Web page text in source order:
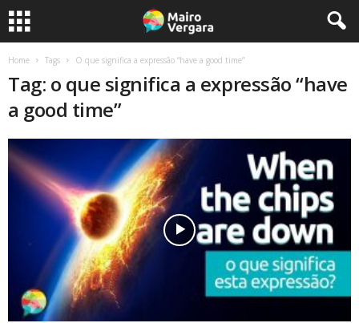
Home Tags O que significa a expressão “have a good time”
Tag: o que significa a expressão “have
a good time”